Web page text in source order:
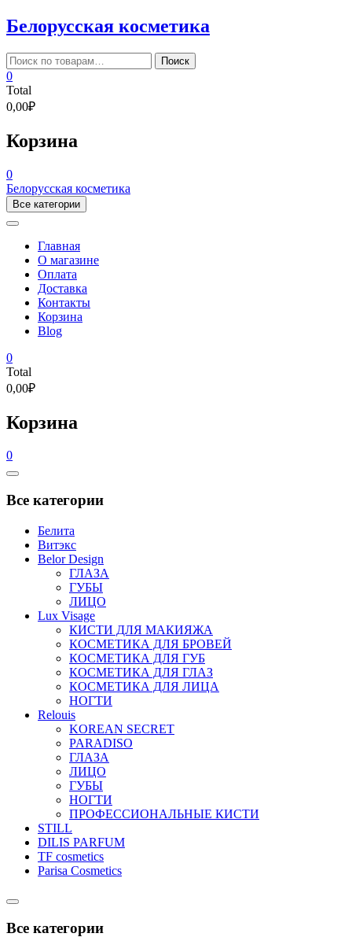
Skip
to
content
Белорусская косметика
Искать: Поиск
0
Total
0,00₽
Корзина
0
Белорусская косметика
Все категории
Главная
О магазине
Оплата
Доставка
Контакты
Корзина
Blog
0
Total
0,00₽
Корзина
0
Catalog
Все категории
Белита
Витэкс
Belor Design
ГЛАЗА
ГУБЫ
ЛИЦО
Lux Visage
КИСТИ ДЛЯ МАКИЯЖА
КОСМЕТИКА ДЛЯ БРОВЕЙ
КОСМЕТИКА ДЛЯ ГУБ
КОСМЕТИКА ДЛЯ ГЛАЗ
КОСМЕТИКА ДЛЯ ЛИЦА
НОГТИ
Relouis
KOREAN SECRET
PARADISO
ГЛАЗА
ЛИЦО
ГУБЫ
НОГТИ
ПРОФЕССИОНАЛЬНЫЕ КИСТИ
STILL
DILIS PARFUM
TF cosmetics
Parisa Cosmetics
Catalog
Все категории